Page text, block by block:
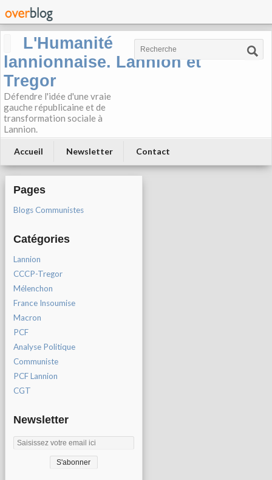
L'Humanité
lannionnaise. Lannion et
Tregor
Défendre l'idée d'une vraie
gauche républicaine et de
transformation sociale à
Lannion.
Accueil Newsletter Contact
Pages
Blogs Communistes
Catégories
Lannion
CCCP-Tregor
Mélenchon
France Insoumise
Macron
PCF
Analyse Politique
Communiste
PCF Lannion
CGT
Newsletter